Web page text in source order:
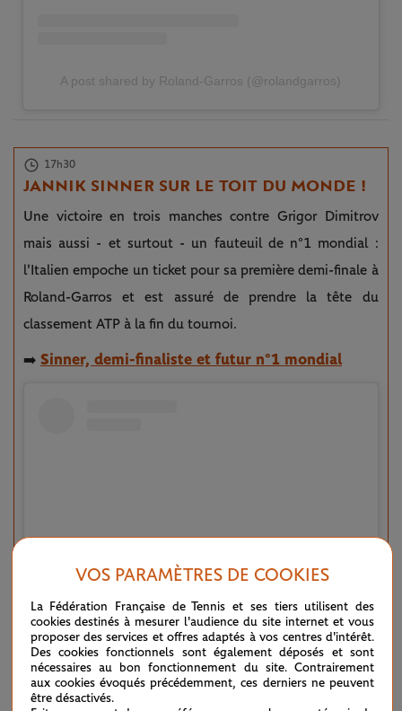
A post shared by Roland-Garros (@rolandgarros)
17h30
JANNIK SINNER SUR LE TOIT DU MONDE !
Une victoire en trois manches contre Grigor Dimitrov
mais aussi - et surtout - un fauteuil de n°1 mondial :
l'Italien empoche un ticket pour sa première demi-finale à
Roland-Garros et est assuré de prendre la tête du
classement ATP à la fin du tournoi.
➡️ Sinner, demi-finaliste et futur n°1 mondial
View this post on Instagram
VOS PARAMÈTRES DE COOKIES
La Fédération Française de Tennis et ses tiers utilisent des
cookies destinés à mesurer l'audience du site internet et vous
proposer des services et offres adaptés à vos centres d'intérêt.
Des cookies fonctionnels sont également déposés et sont
nécessaires au bon fonctionnement du site. Contrairement
aux cookies évoqués précédemment, ces derniers ne peuvent
être désactivés.